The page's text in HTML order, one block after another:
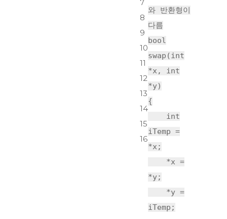
7
8
9
10
11
12
13
14
15
16
와 반환형이
다름
bool
swap(int
*x, int
*y)
{
int
iTemp =
*x;
*x =
*y;
*y =
iTemp;